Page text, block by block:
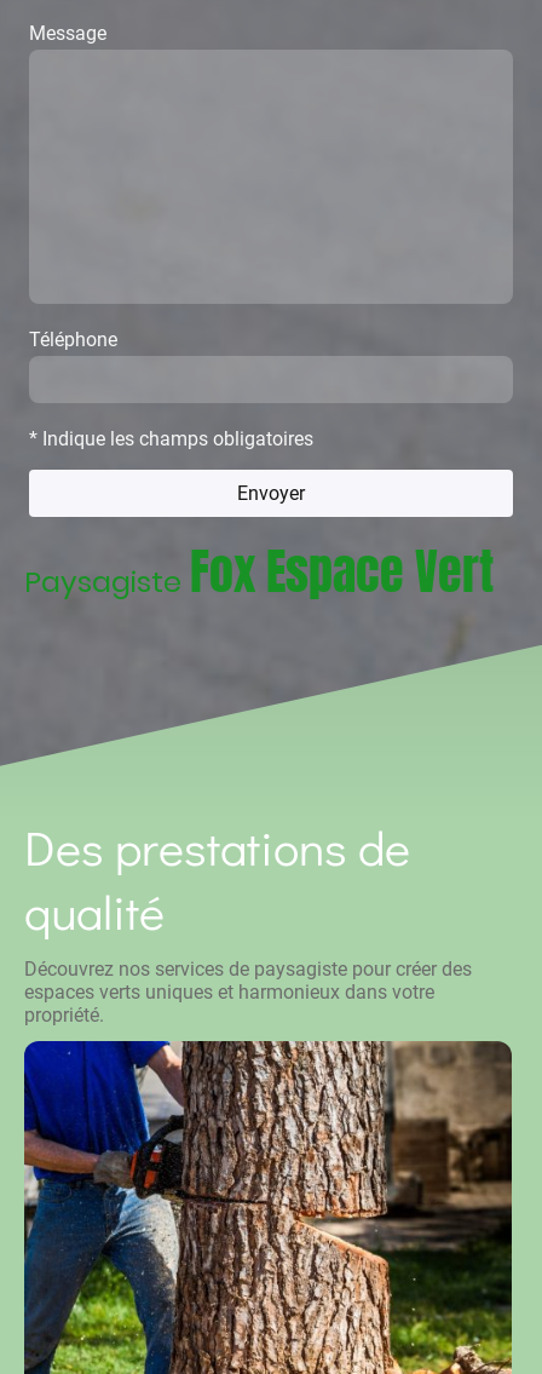
Message
Téléphone
* Indique les champs obligatoires
Envoyer
Paysagiste Fox Espace Vert
Des prestations de
qualité
Découvrez nos services de paysagiste pour créer des
espaces verts uniques et harmonieux dans votre
propriété.